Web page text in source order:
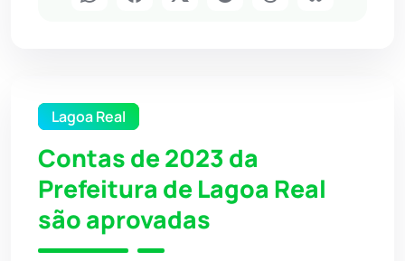
Lagoa Real
Contas de 2023 da
Prefeitura de Lagoa Real
são aprovadas